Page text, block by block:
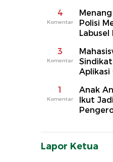
4
Komentar
Polisi
3
Komentar
Aplikasi
1
Komentar
Anak
Ikut
Lapor Ketua